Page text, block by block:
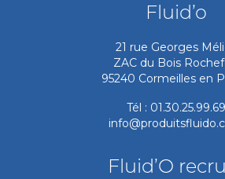
Fluid’o
21 rue Georges
ZAC du Bois
95240 Cormeilles en
Tél : 01.30.25.99.69
Fluid’O